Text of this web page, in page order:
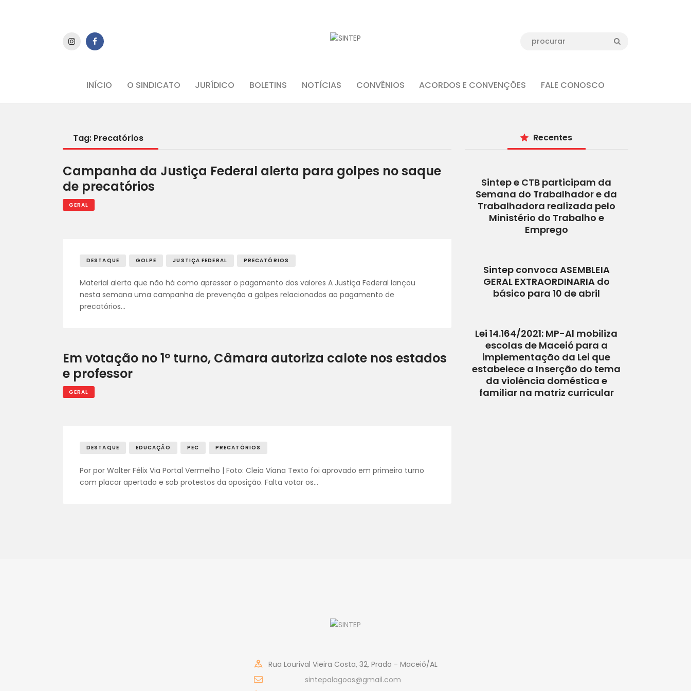
INÍCIO O SINDICATO JURÍDICO BOLETINS NOTÍCIAS CONVÊNIOS ACORDOS E CONVENÇÕES FALE CONOSCO
O SINDICATO
JURÍDICO
CONVÊNIOS
Tag: Precatórios
Campanha da Justiça Federal alerta para golpes no saque
de precatórios
GERAL
DESTAQUE GOLPE JUSTIÇA FEDERAL PRECATÓRIOS
Material alerta que não há como apressar o pagamento dos valores A Justiça Federal lançou
nesta semana uma campanha de prevenção a golpes relacionados ao pagamento de
precatórios…
Em votação no 1º turno, Câmara autoriza calote nos estados
e professor
GERAL
DESTAQUE EDUCAÇÃO PEC PRECATÓRIOS
Por por Walter Félix Via Portal Vermelho | Foto: Cleia Viana Texto foi aprovado em primeiro turno
com placar apertado e sob protestos da oposição. Falta votar os…
Recentes
Sintep e CTB participam da
Semana do Trabalhador e da
Trabalhadora realizada pelo
Ministério do Trabalho e
Emprego
Sintep convoca ASEMBLEIA
GERAL EXTRAORDINARIA do
básico para 10 de abril
Lei 14.164/2021: MP-Al mobiliza
escolas de Maceió para a
implementação da Lei que
estabelece a Inserção do tema
da violência doméstica e
familiar na matriz curricular
Rua Lourival Vieira Costa, 32, Prado - Maceió/AL
sintepalagoas@gmail.com